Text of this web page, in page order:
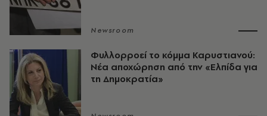
Newsroom
Φυλλορροεί το κόμμα Καρυστιανού:
Νέα αποχώρηση από την «Ελπίδα για
τη Δημοκρατία»